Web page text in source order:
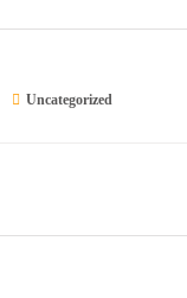
Uncategorized